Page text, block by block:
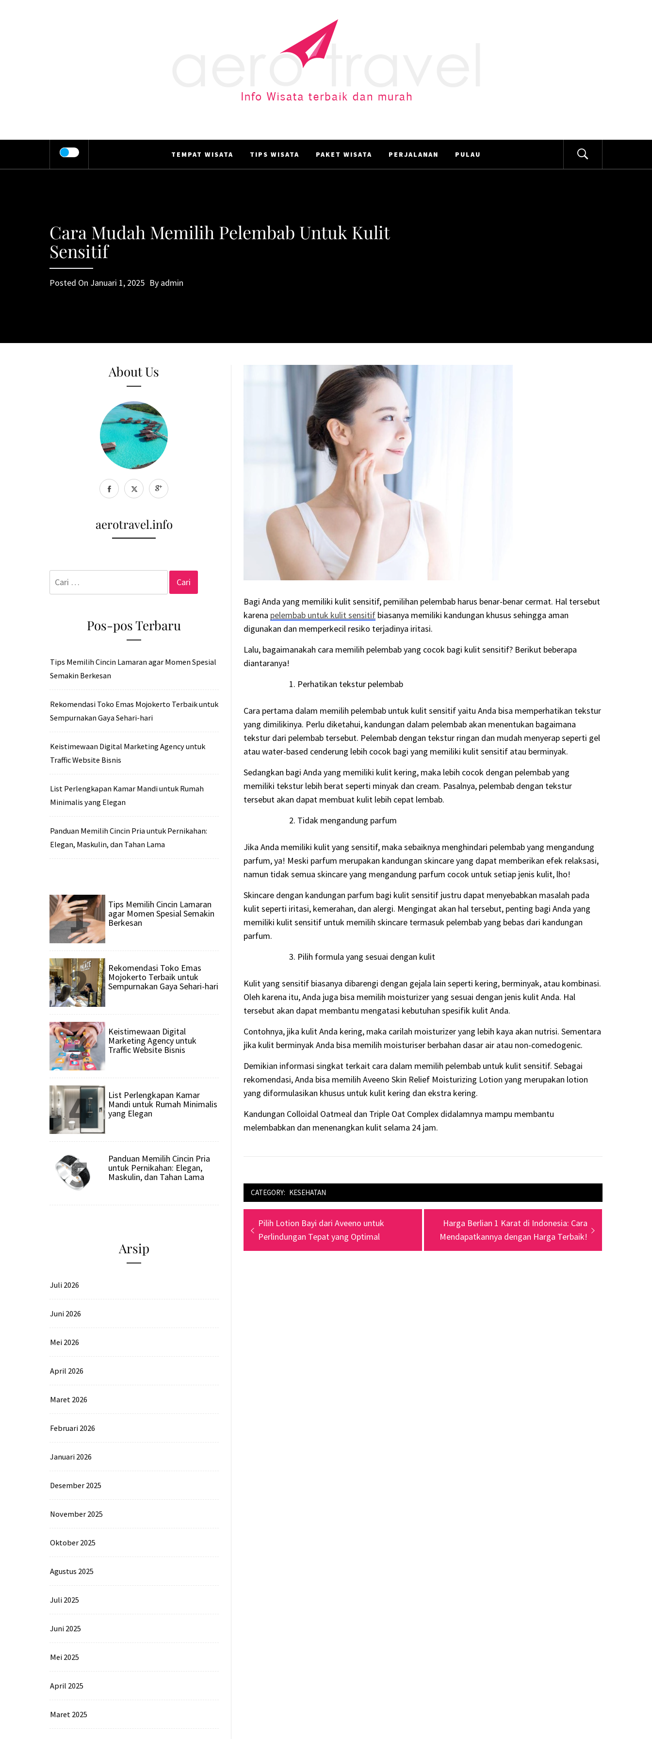
AERO TRAVEL
TEMPAT WISATA‎ TIPS WISATA PAKET WISATA PERJALANAN PULAU
Cara Mudah Memilih Pelembab Untuk Kulit
Sensitif
Posted On Januari 1, 2025 By admin
Bagi Anda yang memiliki kulit sensitif, pemilihan pelembab harus benar-benar cermat. Hal tersebut
karena pelembab untuk kulit sensitif biasanya memiliki kandungan khusus sehingga aman
digunakan dan memperkecil resiko terjadinya iritasi.
Lalu, bagaimanakah cara memilih pelembab yang cocok bagi kulit sensitif? Berikut beberapa
diantaranya!
Perhatikan tekstur pelembab
Cara pertama dalam memilih pelembab untuk kulit sensitif yaitu Anda bisa memperhatikan tekstur
yang dimilikinya. Perlu diketahui, kandungan dalam pelembab akan menentukan bagaimana
tekstur dari pelembab tersebut. Pelembab dengan tekstur ringan dan mudah menyerap seperti gel
atau water-based cenderung lebih cocok bagi yang memiliki kulit sensitif atau berminyak.
Sedangkan bagi Anda yang memiliki kulit kering, maka lebih cocok dengan pelembab yang
memiliki tekstur lebih berat seperti minyak dan cream. Pasalnya, pelembab dengan tekstur
tersebut akan dapat membuat kulit lebih cepat lembab.
Tidak mengandung parfum
Jika Anda memiliki kulit yang sensitif, maka sebaiknya menghindari pelembab yang mengandung
parfum, ya! Meski parfum merupakan kandungan skincare yang dapat memberikan efek relaksasi,
namun tidak semua skincare yang mengandung parfum cocok untuk setiap jenis kulit, lho!
Skincare dengan kandungan parfum bagi kulit sensitif justru dapat menyebabkan masalah pada
kulit seperti iritasi, kemerahan, dan alergi. Mengingat akan hal tersebut, penting bagi Anda yang
memiliki kulit sensitif untuk memilih skincare termasuk pelembab yang bebas dari kandungan
parfum.
Pilih formula yang sesuai dengan kulit
Kulit yang sensitif biasanya dibarengi dengan gejala lain seperti kering, berminyak, atau kombinasi.
Oleh karena itu, Anda juga bisa memilih moisturizer yang sesuai dengan jenis kulit Anda. Hal
tersebut akan dapat membantu mengatasi kebutuhan spesifik kulit Anda.
Contohnya, jika kulit Anda kering, maka carilah moisturizer yang lebih kaya akan nutrisi. Sementara
jika kulit berminyak Anda bisa memilih moisturiser berbahan dasar air atau non-comedogenic.
Demikian informasi singkat terkait cara dalam memilih pelembab untuk kulit sensitif. Sebagai
rekomendasi, Anda bisa memilih Aveeno Skin Relief Moisturizing Lotion yang merupakan lotion
yang diformulasikan khusus untuk kulit kering dan ekstra kering.
Kandungan Colloidal Oatmeal dan Triple Oat Complex didalamnya mampu membantu
melembabkan dan menenangkan kulit selama 24 jam.
CATEGORY: KESEHATAN
Navigasi
pos
Previous
post:
Pilih Lotion Bayi dari Aveeno untuk
Perlindungan Tepat yang Optimal
Next
post:
Harga Berlian 1 Karat di Indonesia: Cara
Mendapatkannya dengan Harga Terbaik!
About Us
aerotravel.info
Pos-pos Terbaru
Tips Memilih Cincin Lamaran agar Momen Spesial
Semakin Berkesan
Rekomendasi Toko Emas Mojokerto Terbaik untuk
Sempurnakan Gaya Sehari-hari
Keistimewaan Digital Marketing Agency untuk
Traffic Website Bisnis
List Perlengkapan Kamar Mandi untuk Rumah
Minimalis yang Elegan
Panduan Memilih Cincin Pria untuk Pernikahan:
Elegan, Maskulin, dan Tahan Lama
1
Tips Memilih Cincin Lamaran
agar Momen Spesial Semakin
Berkesan
2
Rekomendasi Toko Emas
Mojokerto Terbaik untuk
Sempurnakan Gaya Sehari-hari
3
Keistimewaan Digital
Marketing Agency untuk
Traffic Website Bisnis
4
List Perlengkapan Kamar
Mandi untuk Rumah Minimalis
yang Elegan
5
Panduan Memilih Cincin Pria
untuk Pernikahan: Elegan,
Maskulin, dan Tahan Lama
Arsip
Juli 2026
Juni 2026
Mei 2026
April 2026
Maret 2026
Februari 2026
Januari 2026
Desember 2025
November 2025
Oktober 2025
Agustus 2025
Juli 2025
Juni 2025
Mei 2025
April 2025
Maret 2025